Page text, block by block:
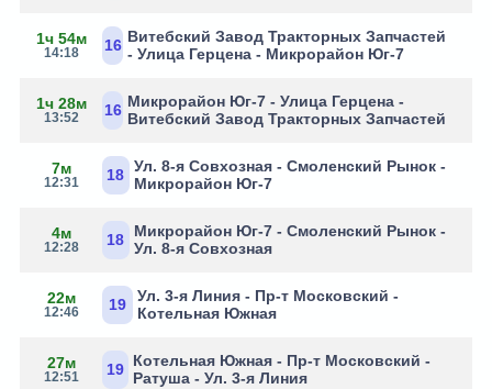
1ч 54м
14:18 16 Витебский Завод Тракторных Запчастей
- Улица Герцена - Микрорайон Юг-7
1ч 28м
13:52 16 Микрорайон Юг-7 - Улица Герцена -
Витебский Завод Тракторных Запчастей
7м
12:31 18 Ул. 8-я Совхозная - Смоленский Рынок -
Микрорайон Юг-7
4м
12:28 18
Микрорайон Юг-7 - Смоленский Рынок -
Ул. 8-я Совхозная
22м
12:46 19
Ул. 3-я Линия - Пр-т Московский -
Котельная Южная
27м
12:51 19 Котельная Южная - Пр-т Московский -
Ратуша - Ул. 3-я Линия